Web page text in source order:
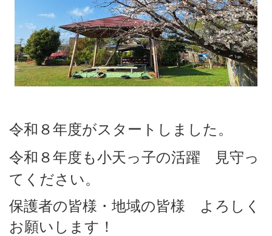
令和８年度がスタートしました。
令和８年度も小天っ子の活躍
見守っ
てください。
保護者の皆様・地域の皆様 よろしく
お願いします！